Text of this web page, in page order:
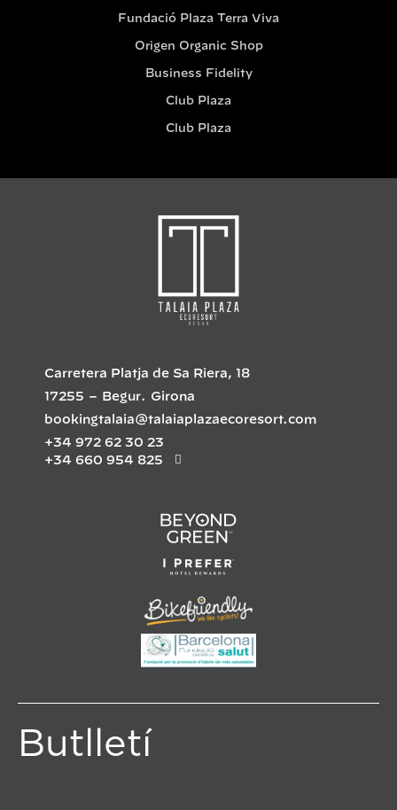
Fundació Plaza Terra Viva
Origen Organic Shop
Business Fidelity
Club Plaza
Club Plaza
Carretera Platja de Sa Riera, 18
17255 – Begur. Girona
bookingtalaia@talaiaplazaecoresort.com
+34 972 62 30 23
+34 660 954 825
Butlletí